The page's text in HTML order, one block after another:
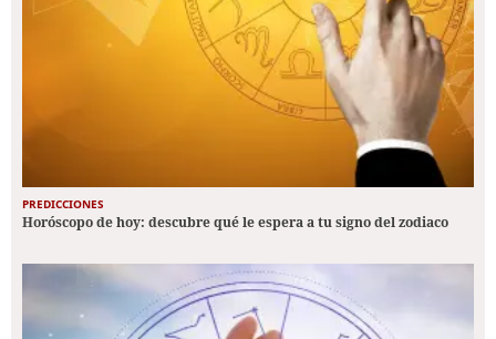
PREDICCIONES
Horóscopo de hoy: descubre qué le espera a tu signo del zodiaco